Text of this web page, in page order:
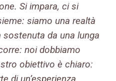
Si impara, ci si
siamo una realtà
da una lunga
noi dobbiamo
obiettivo è chiaro: